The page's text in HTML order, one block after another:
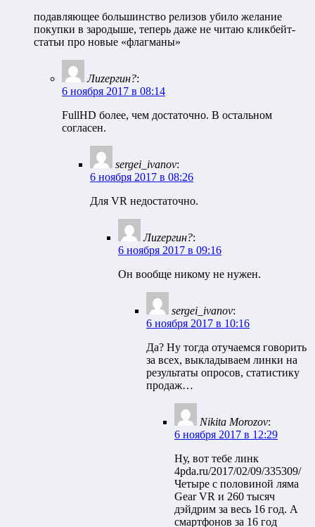
подавляющее большинство релизов убило желание
покупки в зародыше, теперь даже не читаю кликбейт-
статьи про новые «флагманы»
Лиzергин?:
6 ноября 2017 в 08:14
FullHD более, чем достаточно. В остальном
согласен.
sergei_ivanov:
6 ноября 2017 в 08:26
Для VR недостаточно.
Лиzергин?:
6 ноября 2017 в 09:16
Он вообще никому не нужен.
sergei_ivanov:
6 ноября 2017 в 10:16
Да? Ну тогда отучаемся говорить
за всех, выкладываем линки на
результаты опросов, статистику
продаж…
Nikita Morozov:
6 ноября 2017 в 12:29
Ну, вот тебе линк
4pda.ru/2017/02/09/335309/
Четыре с половиной ляма
Gear VR и 260 тысяч
дэйдрим за весь 16 год. А
смартфонов за 16 год